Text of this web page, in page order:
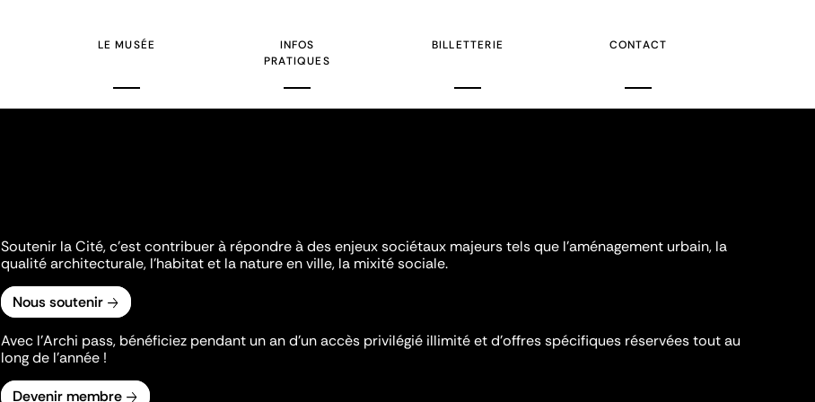
LE MUSÉE
INFOS
PRATIQUES
BILLETTERIE CONTACT
Soutenir la Cité, c'est contribuer à répondre à des enjeux sociétaux majeurs tels que l'aménagement urbain, la
qualité architecturale, l'habitat et la nature en ville, la mixité sociale.
Nous soutenir
Avec l’Archi pass, bénéficiez pendant un an d’un accès privilégié illimité et d’offres spécifiques réservées tout au
long de l’année !
Devenir membre